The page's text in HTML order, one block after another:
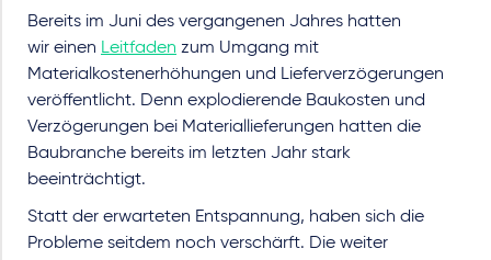
Bereits im Juni des vergangenen Jahres hatten
wir einen Leitfaden zum Umgang mit
Materialkostenerhöhungen und Lieferverzögerungen
veröffentlicht. Denn explodierende Baukosten und
Verzögerungen bei Materiallieferungen hatten die
Baubranche bereits im letzten Jahr stark
beeinträchtigt.
Statt der erwarteten Entspannung, haben sich die
Probleme seitdem noch verschärft. Die weiter